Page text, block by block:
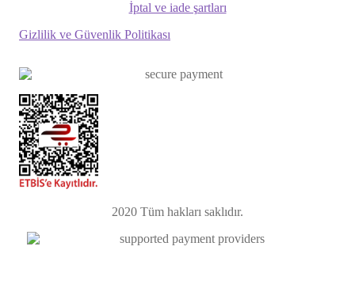
İptal ve iade şartları
Gizlilik ve Güvenlik Politikası
2020 Tüm hakları saklıdır.